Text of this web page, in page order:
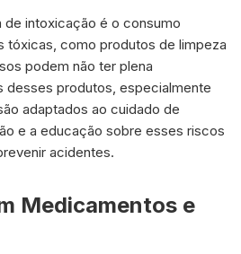
de intoxicação é o consumo
tóxicas, como produtos de limpeza
podem não ter plena
desses produtos, especialmente
adaptados ao cuidado de
e a educação sobre esses riscos
acidentes.
Medicamentos e